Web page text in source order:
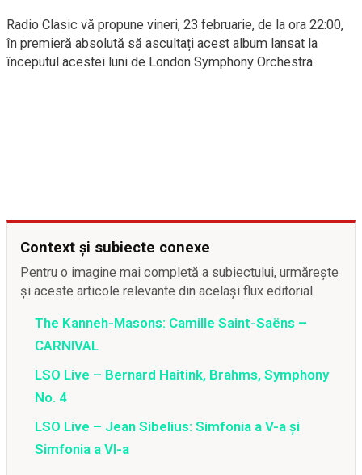
Radio Clasic vă propune vineri, 23 februarie, de la ora 22:00,
în premieră absolută să ascultați acest album lansat la
începutul acestei luni de London Symphony Orchestra.
Context și subiecte conexe
Pentru o imagine mai completă a subiectului, urmărește
și aceste articole relevante din același flux editorial.
The Kanneh-Masons: Camille Saint-Saëns –
CARNIVAL
LSO Live – Bernard Haitink, Brahms, Symphony
No. 4
LSO Live – Jean Sibelius: Simfonia a V-a și
Simfonia a VI-a